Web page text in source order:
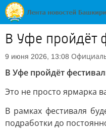
В Уфе пройдёт
9 июня 2026, 13:08
В Уфе пройдёт
Это не просто ярмарка
В рамках фестиваля
подработки до